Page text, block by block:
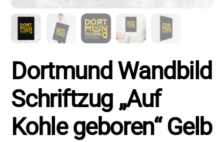
Dortmund Wandbild
Schriftzug „Auf
Kohle geboren“ Gelb